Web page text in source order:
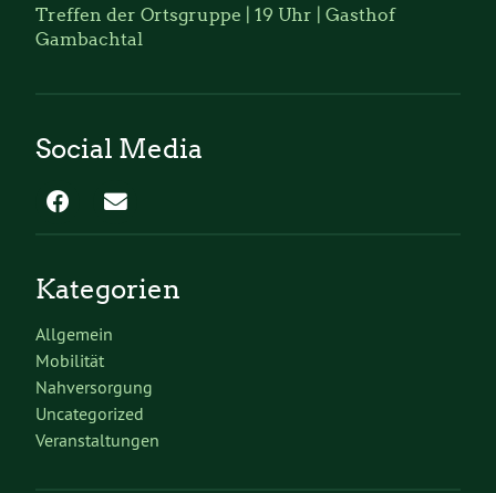
Treffen der Ortsgruppe | 19 Uhr | Gasthof
Gambachtal
Social Media
Kategorien
Allgemein
Mobilität
Nahversorgung
Uncategorized
Veranstaltungen